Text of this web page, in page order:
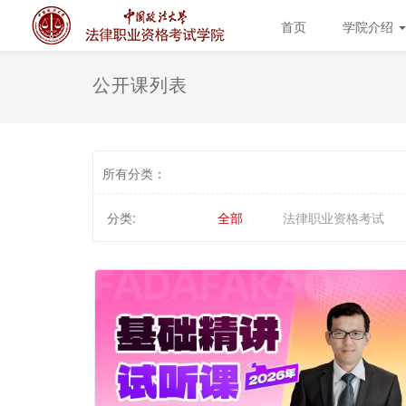
首页 学院介绍
公开课列表
所有分类：
分类: 全部 法律职业资格考试